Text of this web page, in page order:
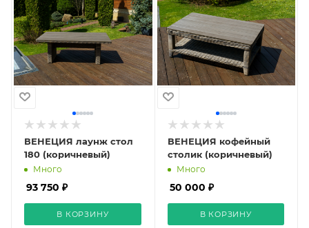
ВЕНЕЦИЯ лаунж стол
180 (коричневый)
Много
93 750 ₽
В КОРЗИНУ
ВЕНЕЦИЯ кофейный
столик (коричневый)
Много
50 000 ₽
В КОРЗИНУ